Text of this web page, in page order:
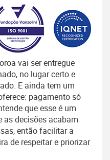
vai ser entregue
no lugar certo e
E ainda tem um
pagamento só
que esse é um
as decisões acabam
então facilitar a
de respeitar e priorizar